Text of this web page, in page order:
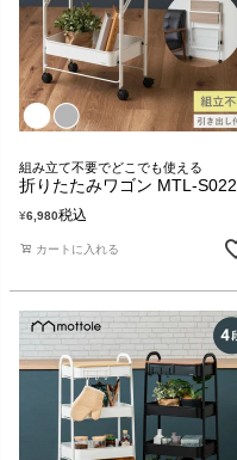
組み立て不要でどこでも使える
折りたたみワゴン MTL-S022
¥6,980税込
カートに入れる